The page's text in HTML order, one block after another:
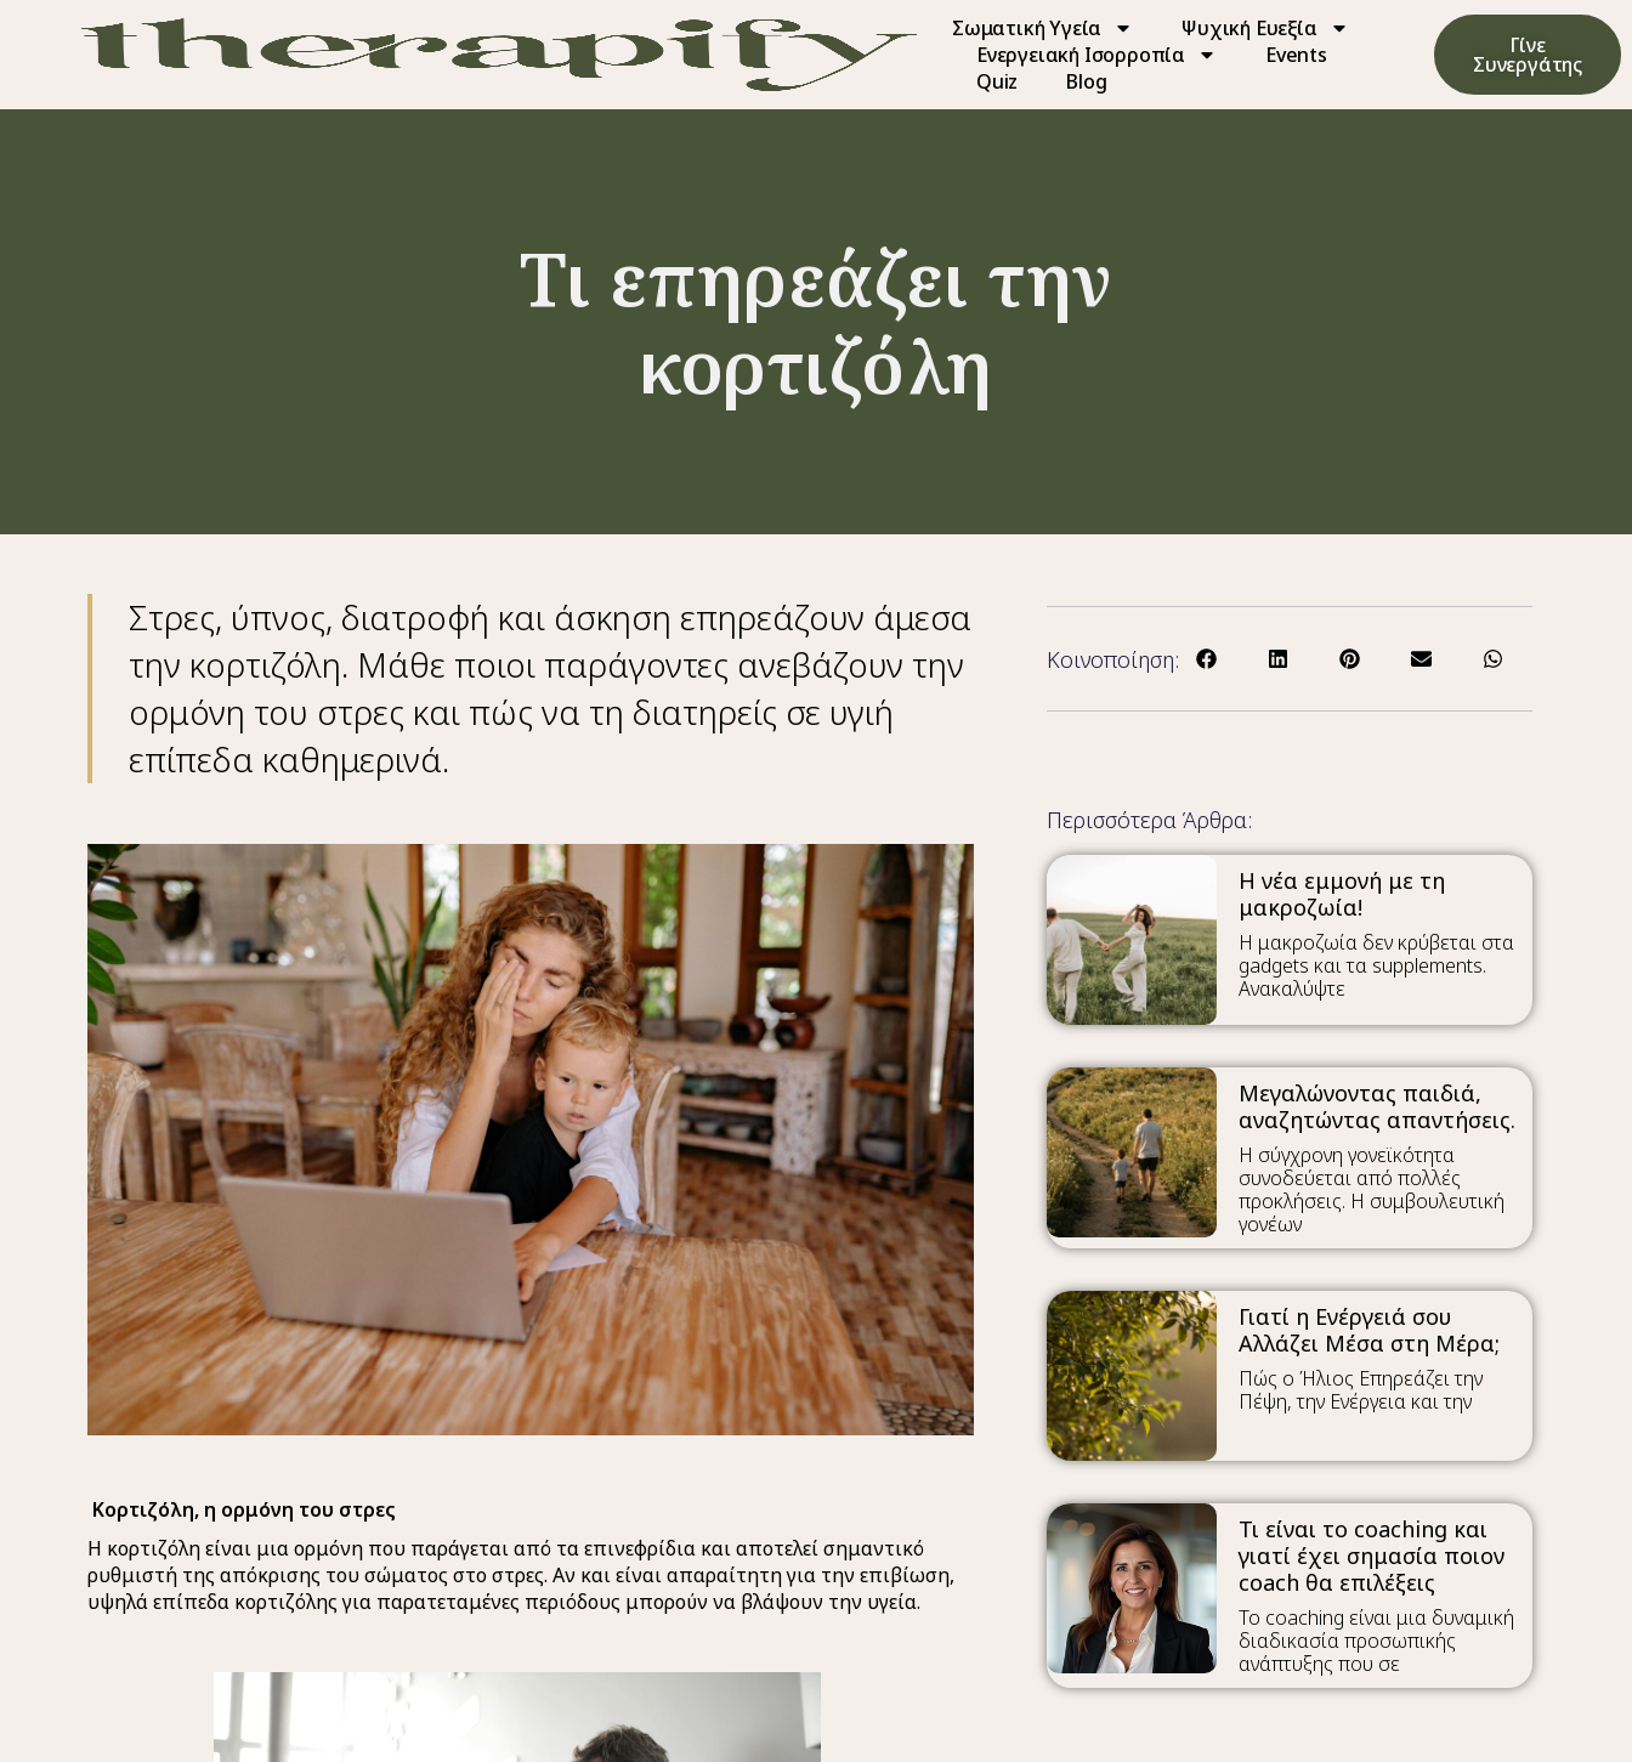
Σωματική Υγεία
Ψυχική Ευεξία
Ενεργειακή Ισορροπία
Events
Quiz
Blog
Γίνε
Συνεργάτης
Τι επηρεάζει την
κορτιζόλη
Στρες, ύπνος, διατροφή και άσκηση επηρεάζουν άμεσα
την κορτιζόλη. Μάθε ποιοι παράγοντες ανεβάζουν την
ορμόνη του στρες και πώς να τη διατηρείς σε υγιή
επίπεδα καθημερινά.
Κορτιζόλη, η ορμόνη του στρες
Η κορτιζόλη είναι μια ορμόνη που παράγεται από τα επινεφρίδια και αποτελεί σημαντικό
ρυθμιστή της απόκρισης του σώματος στο στρες. Αν και είναι απαραίτητη για την επιβίωση,
υψηλά επίπεδα κορτιζόλης για παρατεταμένες περιόδους μπορούν να βλάψουν την υγεία.
Κοινοποίηση:
Περισσότερα Άρθρα:
Η νέα εμμονή με τη
μακροζωία!
Η μακροζωία δεν κρύβεται στα
gadgets και τα supplements.
Ανακαλύψτε
Μεγαλώνοντας παιδιά,
αναζητώντας απαντήσεις.
Η σύγχρονη γονεϊκότητα
συνοδεύεται από πολλές
προκλήσεις. Η συμβουλευτική
γονέων
Γιατί η Ενέργειά σου
Αλλάζει Μέσα στη Μέρα;
Πώς ο Ήλιος Επηρεάζει την
Πέψη, την Ενέργεια και την
Τι είναι το coaching και
γιατί έχει σημασία ποιον
coach θα επιλέξεις
Το coaching είναι μια δυναμική
διαδικασία προσωπικής
ανάπτυξης που σε